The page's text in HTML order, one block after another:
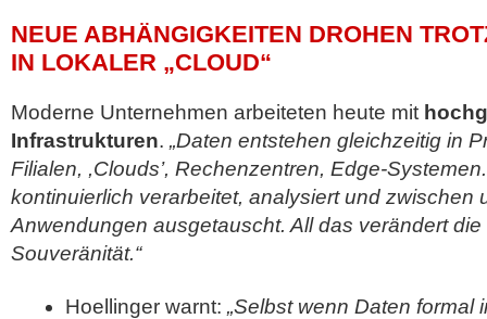
NEUE ABHÄNGIGKEITEN DROHEN
IN LOKALER „CLOUD“
Moderne Unternehmen arbeiteten heute mit
Infrastrukturen. „Daten entstehen gleichzeitig in
Filialen, ,Clouds’, Rechenzentren, Edge-
kontinuierlich verarbeitet, analysiert und zwischen
Anwendungen ausgetauscht. All das verändert
Souveränität.“
Hoellinger warnt: „Selbst wenn Daten formal